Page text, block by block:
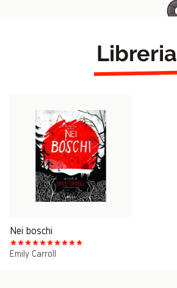
Libreria
Nei boschi
Emily Carroll